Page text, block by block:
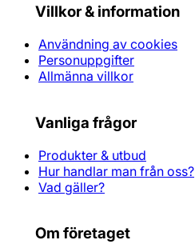
Villkor & information
Användning av cookies
Personuppgifter
Allmänna villkor
Vanliga frågor
Produkter & utbud
Hur handlar man från oss?
Vad gäller?
Om företaget